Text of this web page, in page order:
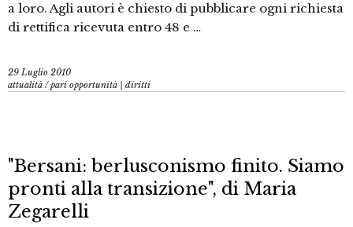
a loro. Agli autori è chiesto di pubblicare ogni richiesta
di rettifica ricevuta entro 48 e …
29 Luglio 2010
attualità /pari opportunità | diritti
"Bersani: berlusconismo finito. Siamo
pronti alla transizione", di Maria
Zegarelli